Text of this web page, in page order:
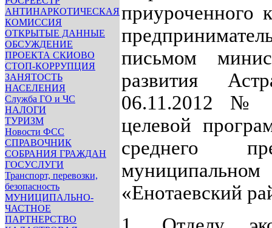
АНТИНАРКОТИЧЕСКАЯ
КОМИССИЯ
ОТКРЫТЫЕ ДАННЫЕ
ОБСУЖДЕНИЕ
ПРОЕКТА СКИОВО
СТОП-КОРРУПЦИЯ
ЗАНЯТОСТЬ
НАСЕЛЕНИЯ
Служба ГО и ЧС
НАЛОГИ
ТУРИЗМ
Новости ФСС
СПРАВОЧНИК
СОБРАНИЯ ГРАЖДАН
ГОСУСЛУГИ
Транспорт, перевозки,
безопасность
МУНИЦИПАЛЬНО-
ЧАСТНОЕ
ПАРТНЕРСТВО
приуроченного
письмом
развития
06.11.2012 №
целевой
среднего
«Енотаевский